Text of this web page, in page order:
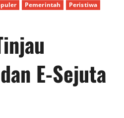
Pemerintah
Peristiwa
E-Sejuta